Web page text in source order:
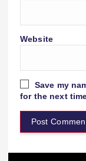
Website
Save my
for the next